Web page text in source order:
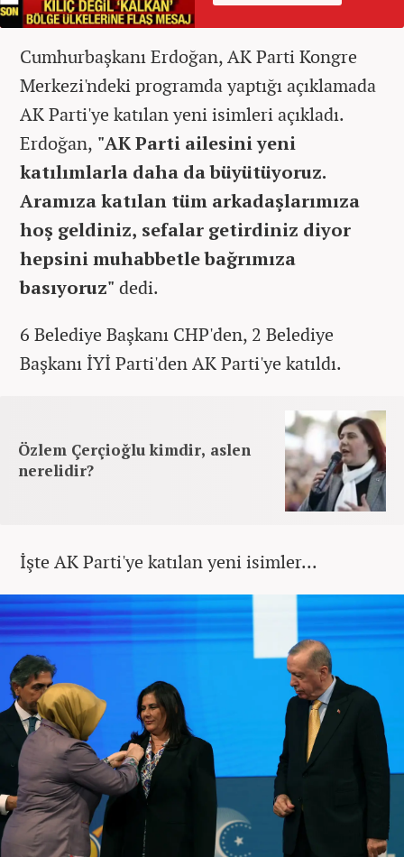
Cumhurbaşkanı Erdoğan, AK Parti Kongre
Merkezi'ndeki programda yaptığı açıklamada
AK Parti'ye katılan yeni isimleri açıkladı.
Erdoğan, "AK Parti ailesini yeni
katılımlarla daha da büyütüyoruz.
Aramıza katılan tüm arkadaşlarımıza
hoş geldiniz, sefalar getirdiniz diyor
hepsini muhabbetle bağrımıza
basıyoruz" dedi.
6 Belediye Başkanı CHP'den, 2 Belediye
Başkanı İYİ Parti'den AK Parti'ye katıldı.
Özlem Çerçioğlu kimdir, aslen
nerelidir?
İşte AK Parti'ye katılan yeni isimler...